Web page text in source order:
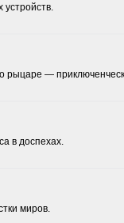
—
в доспехах.
миров.